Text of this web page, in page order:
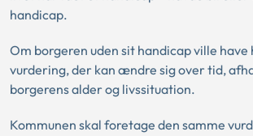
handicap.
Om borgeren uden sit handicap ville have
vurdering, der kan ændre sig over tid,
borgerens alder og livssituation.
Kommunen skal foretage den samme